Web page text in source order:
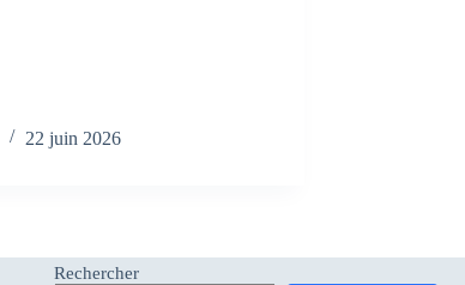
22 juin 2026
Rechercher